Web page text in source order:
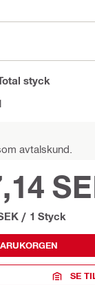
styck
avtalskund.
/ 1 Styck
SE